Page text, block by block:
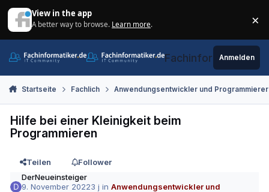
View in the app
A better way to browse. Learn more. ×
Fachinformatiker.de
Anmelden
Startseite Fachlich Anwendungsentwickler und Programmierer
Hilfe bei einer Kleinigkeit beim
Programmieren
Teilen
Follower
DerNeueinsteiger
9. November 20223 j inAnwendungsentwickler und